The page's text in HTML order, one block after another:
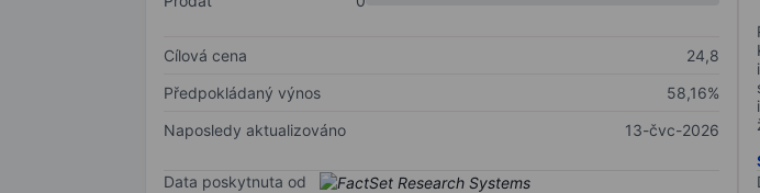
Cílová cena
24,8
Předpokládaný výnos
58,16%
Naposledy aktualizováno
13-čvc-2026
Data poskytnuta od